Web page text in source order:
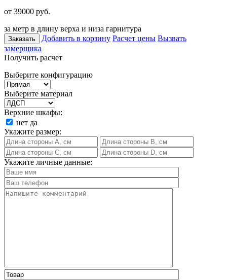
от 39000 руб.
за метр в длину верха и низа гарнитура
Заказать Добавить в корзину Расчет цены Вызвать
замерщика
Получить расчет
Выберите конфигурацию
Выберите материал
Верхние шкафы:
нет да
Укажите размер:
Укажите личные данные: